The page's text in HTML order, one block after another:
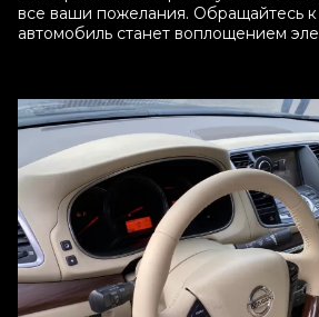
все ваши пожелания. Обращайтесь
автомобиль станет воплощением